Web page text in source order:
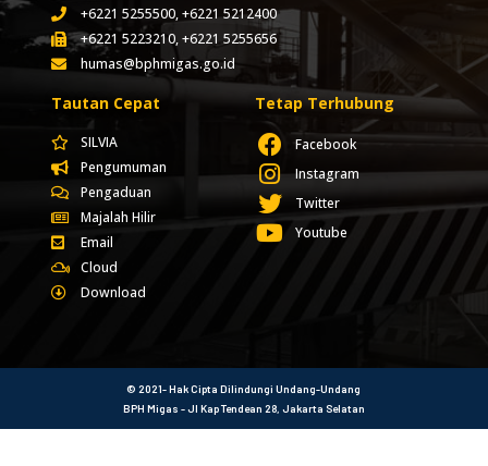
+6221 5255500, +6221 5212400
+6221 5223210, +6221 5255656
humas@bphmigas.go.id
Tautan Cepat
SILVIA
Pengumuman
Pengaduan
Majalah Hilir
Email
Cloud
Download
Tetap Terhubung
Facebook
Instagram
Twitter
Youtube
© 2021- Hak Cipta Dilindungi Undang-Undang
BPH Migas - Jl Kap Tendean 28, Jakarta Selatan